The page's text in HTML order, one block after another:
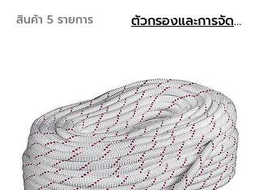
สินค้า 5 รายการ ตัวกรองและการจัดเรียง